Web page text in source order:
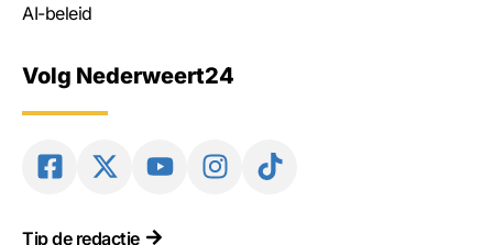
AI-beleid
Volg Nederweert24
Tip de redactie